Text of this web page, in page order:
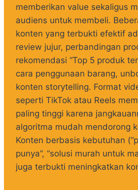
memberikan value sekaligus
audiens untuk membeli.
konten yang terbukti efektif
review jujur, perbandingan
rekomendasi “Top 5 produk
cara penggunaan barang,
konten storytelling. Format
seperti TikTok atau Reels
paling tinggi karena
algoritma mudah mendorong
Konten berbasis kebutuhan
punya”, “solusi murah untuk
juga terbukti meningkatkan